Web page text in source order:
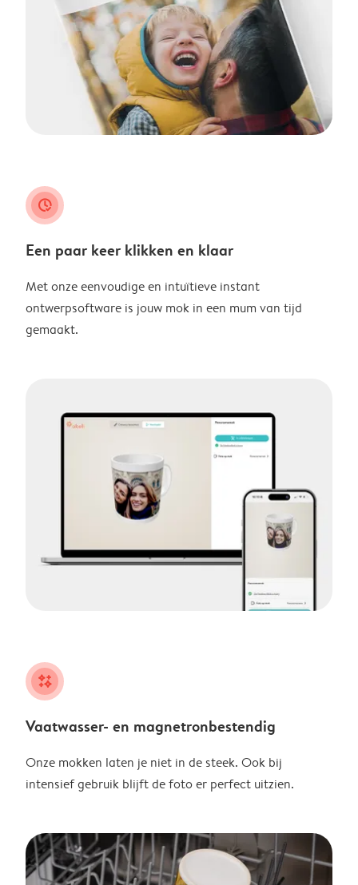
clock_check
Een paar keer klikken en klaar
Met onze eenvoudige en intuïtieve instant
ontwerpsoftware is jouw mok in een mum van tijd
gemaakt.
night
Vaatwasser- en magnetronbestendig
Onze mokken laten je niet in de steek. Ook bij
intensief gebruik blijft de foto er perfect uitzien.